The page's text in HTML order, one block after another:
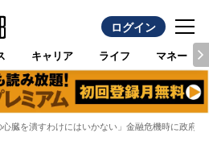
ログイン
キャリア ライフ マネー
心臓を潰すわけにはいかない」金融危機時に政府